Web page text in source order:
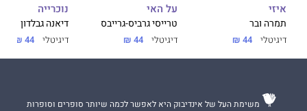
איזי
תמרה ובר
דיגיטלי 44 ₪
על האי
טרייסי גרביס-גרייבס
דיגיטלי 44 ₪
נוכרייה
דיאנה גבלדון
דיגיטלי 44 ₪
משימת העל של אינדיבוק היא לאפשר לכמה שיותר סופרים וסופרות